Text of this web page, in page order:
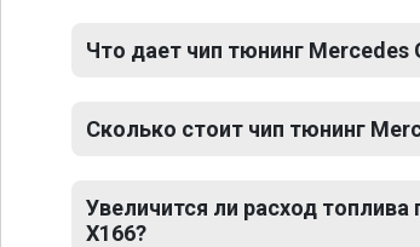
Что дает чип тюнинг Mercedes
Сколько стоит чип тюнинг
Увеличится ли расход
X166?